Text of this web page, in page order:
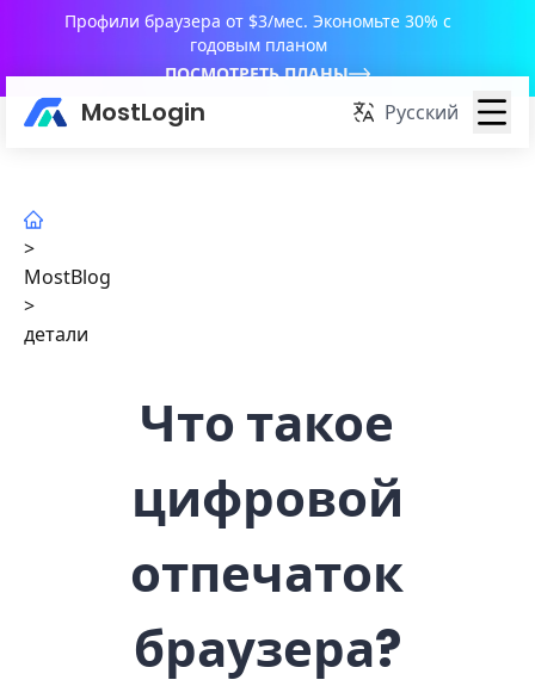
Профили браузера от $3/мес. Экономьте 30% с
годовым планом
ПОСМОТРЕТЬ ПЛАНЫ
MostLogin Русский
>
MostBlog
>
детали
Что такое
цифровой
отпечаток
браузера?